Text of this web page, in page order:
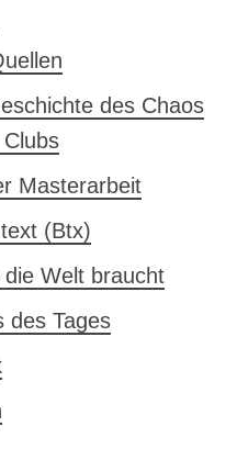
des Chaos
Masterarbeit
(Btx)
die Welt braucht
des Tages